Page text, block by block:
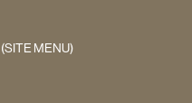
(SITE MENU)